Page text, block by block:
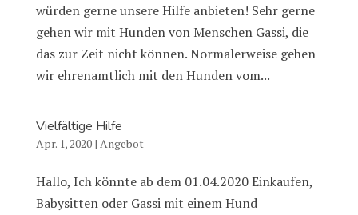
würden gerne unsere Hilfe anbieten! Sehr gerne
gehen wir mit Hunden von Menschen Gassi, die
das zur Zeit nicht können. Normalerweise gehen
wir ehrenamtlich mit den Hunden vom...
Vielfältige Hilfe
Apr. 1, 2020| Angebot
Hallo, Ich könnte ab dem 01.04.2020 Einkaufen,
Babysitten oder Gassi mit einem Hund